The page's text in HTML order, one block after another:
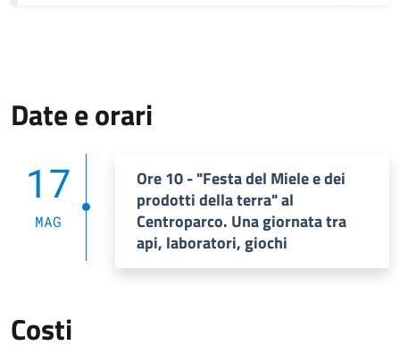
Date e orari
17
MAG
Ore 10 - "Festa del Miele e dei
prodotti della terra" al
Centroparco. Una giornata tra
api, laboratori, giochi
Costi